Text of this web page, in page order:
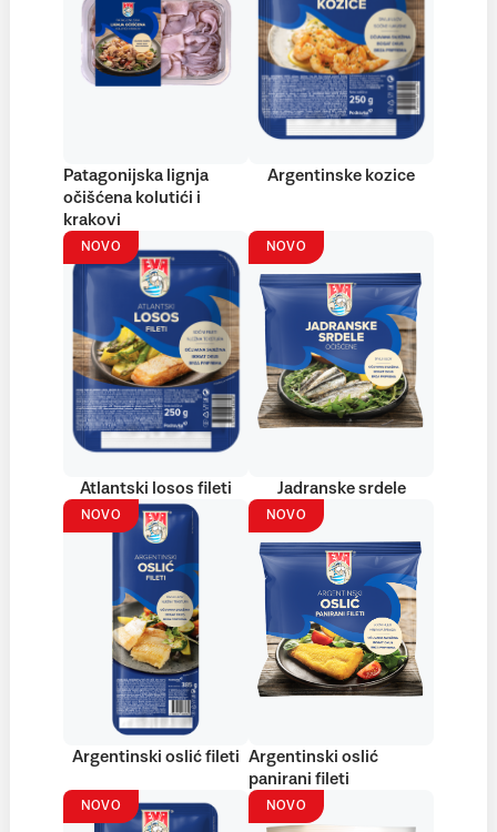
Patagonijska lignja
očišćena kolutići i
krakovi
Argentinske kozice
NOVO
Atlantski losos fileti
NOVO
Jadranske srdele
NOVO
Argentinski oslić fileti
NOVO
Argentinski oslić
panirani fileti
NOVO NOVO